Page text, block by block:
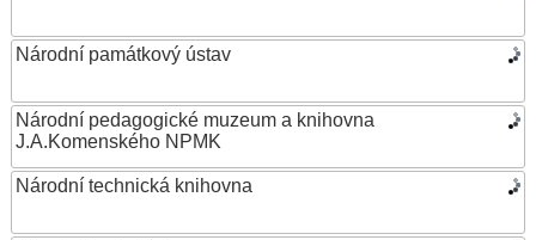
Národní památkový ústav
Národní pedagogické muzeum a knihovna
J.A.Komenského NPMK
Národní technická knihovna